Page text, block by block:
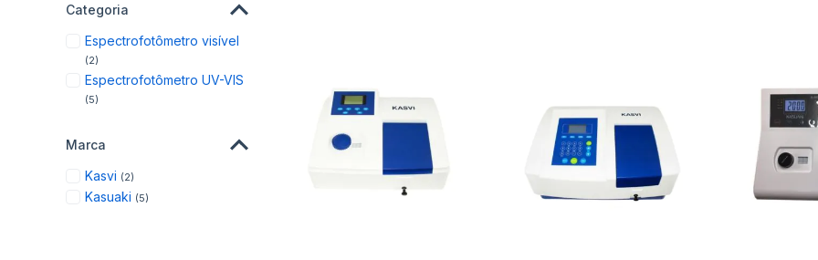
lista
de
Adicionar
para
Comparar
lista
de
para
Categoria
Espectrofotômetro visível
2items
Espectrofotômetro UV-VIS
5items
Marca
Kasvi 2items
Kasuaki 5items